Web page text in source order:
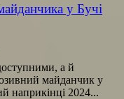
у Бучі
а й
майданчик у
наприкінці 2024...